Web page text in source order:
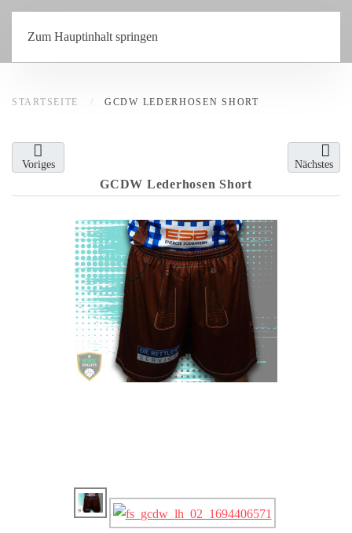
Zum Hauptinhalt springen
STARTSEITE GCDW LEDERHOSEN SHORT
Voriges Nächstes
GCDW Lederhosen Short